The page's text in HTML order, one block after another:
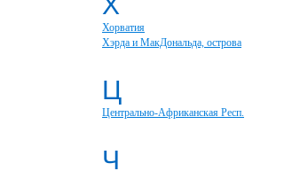
Хорватия
Хэрда и МакДональда, острова
Ц
Центрально-Африканская Респ.
Ч